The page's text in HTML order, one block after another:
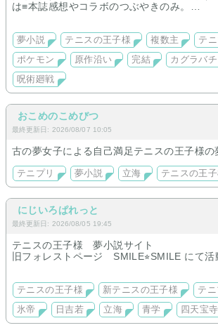
は≡本誌感想やコラボのつぶやきのみ。
原作沿いや関係性を描く話が多め。テニプ
他ジャンルも含めまったり営業しています。
夢小説 テニスの王子様 複数主
テ
ポケモン
原作沿い 完結 カグラバチ
呪術廻戦
おこめのこめびつ
最終更新日: 2026/08/07 10:05
古の夢女子による自己満足テニスの王子様の
テニプリ 夢小説 立海 テニスの王
にじいろぱれっと
最終更新日: 2026/08/05 19:45
テニスの王子様 夢小説サイト
旧フォレストページ SMILE⭐︎SMILE にて
なるべく原作リスペクトで当時時点でわか
作品によっては逸脱したりしていますが…
連載（長編）はヒロイン設定濃いめ。
現在旧作復元中。
テニスの王子様 新テニスの王子様 テニ
氷帝
日吉若 立海 青学 四天宝寺